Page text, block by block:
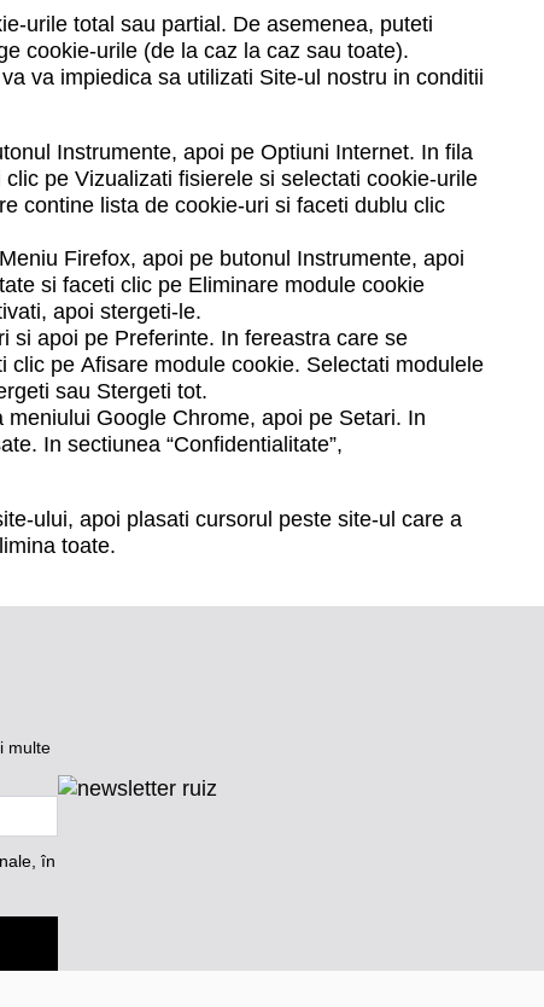
urile total sau partial. De asemenea, puteti
cookie-urile (de la caz la caz sau toate).
va impiedica sa utilizati Site-ul nostru in conditii
Instrumente, apoi peOptiuni Internet. In fila
clic peVizualizati fisierele si selectati cookie-urile
contine lista de cookie-uri si faceti dublu clic
Firefox, apoi pe butonul Instrumente, apoi
si faceti clic pe Eliminare module cookie
apoi stergeti-le.
si apoi pe Preferinte. In fereastra care se
clic peAfisare module cookie. Selectati modulele
sau Stergeti tot.
Google Chrome, apoi pe Setari. In
. In sectiunea “Confidentialitate”,
ului, apoi plasati cursorul peste site-ul care a
toate.
multe
în